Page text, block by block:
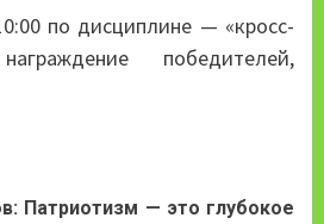
по дисциплине — «кросс-
победителей,
Патриотизм — это глубокое